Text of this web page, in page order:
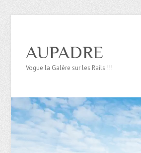
AUPADRE
Vogue la Galère sur les Rails !!!